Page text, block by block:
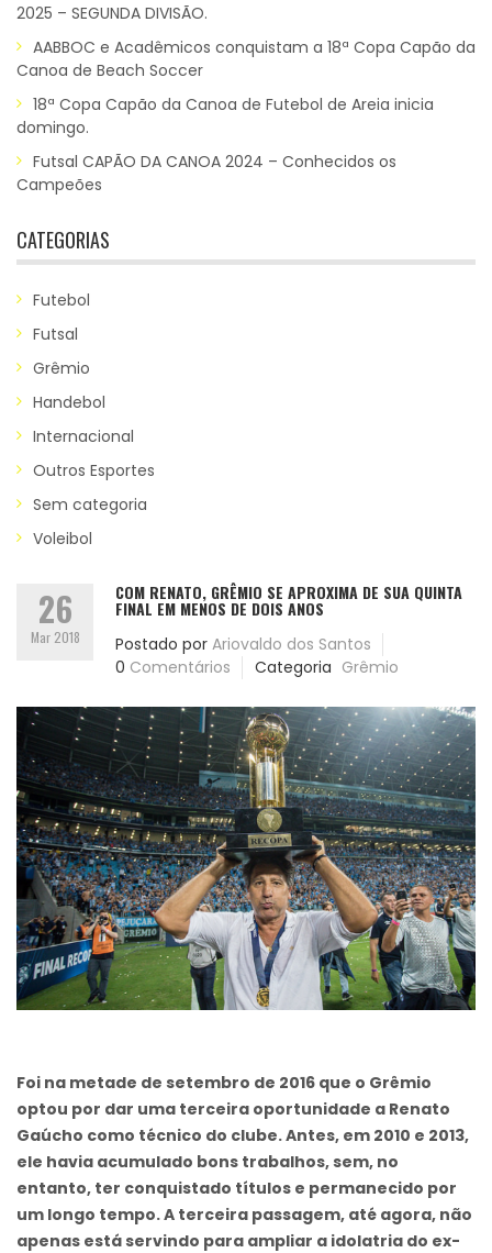
2025 – SEGUNDA DIVISÃO.
AABBOC e Acadêmicos conquistam a 18ª Copa Capão da
Canoa de Beach Soccer
18ª Copa Capão da Canoa de Futebol de Areia inicia
domingo.
Futsal CAPÃO DA CANOA 2024 – Conhecidos os
Campeões
CATEGORIAS
Futebol
Futsal
Grêmio
Handebol
Internacional
Outros Esportes
Sem categoria
Voleibol
26
Mar 2018
COM RENATO, GRÊMIO SE APROXIMA DE SUA QUINTA
FINAL EM MENOS DE DOIS ANOS
Postado por Ariovaldo dos Santos
0 Comentários Categoria Grêmio
Foi na metade de setembro de 2016 que o Grêmio
optou por dar uma terceira oportunidade a Renato
Gaúcho como técnico do clube. Antes, em 2010 e 2013,
ele havia acumulado bons trabalhos, sem, no
entanto, ter conquistado títulos e permanecido por
um longo tempo. A terceira passagem, até agora, não
apenas está servindo para ampliar a idolatria do ex-